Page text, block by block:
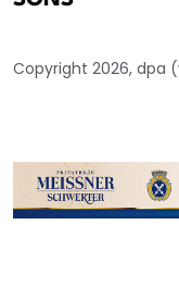
Copyright 2026, dpa